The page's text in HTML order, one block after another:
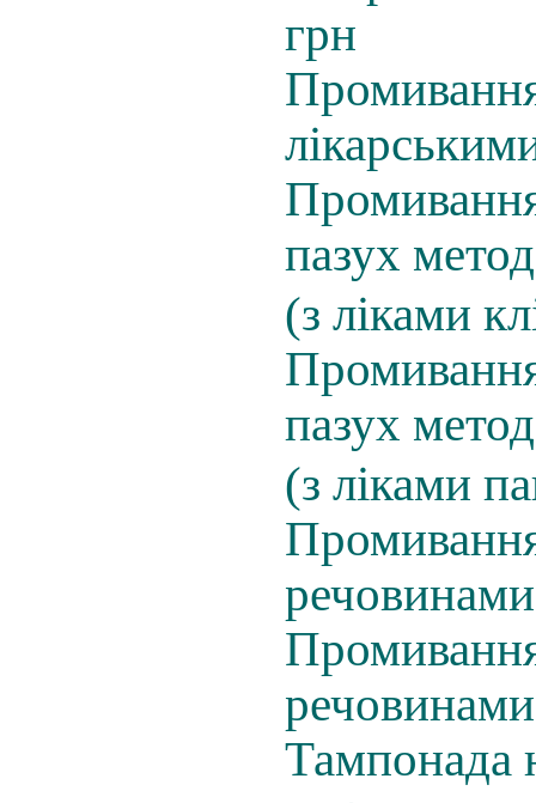
грн
пазух
(з ліками
пазух
(з ліками
Тампонада